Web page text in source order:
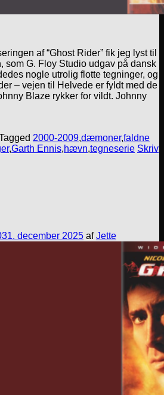
af “Ghost Rider” fik jeg lyst til
som G. Floy Studio udgav på dansk
nogle utrolig flotte tegninger, og
– vejen til Helvede er fyldt med de
Blaze rykker for vildt. Johnny
2000-2009,dæmoner,faldne
,Garth Ennis,hævn,tegneserie Skriv
31. december 2025 afJette